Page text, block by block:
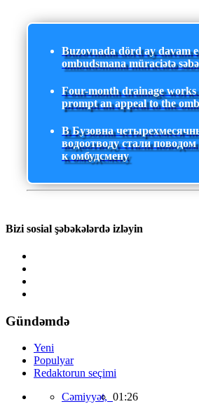
Buzovnada dörd ay davam
ombudsmana müraciətə
Four-month drainage works
prompt an appeal to the
В Бузовна
водоотводу стали
к омбудсмену
Bizi sosial şəbəkələrdə izləyin
Gündəmdə
Yeni
Populyar
Redaktorun seçimi
Cəmiyyət, 01:26